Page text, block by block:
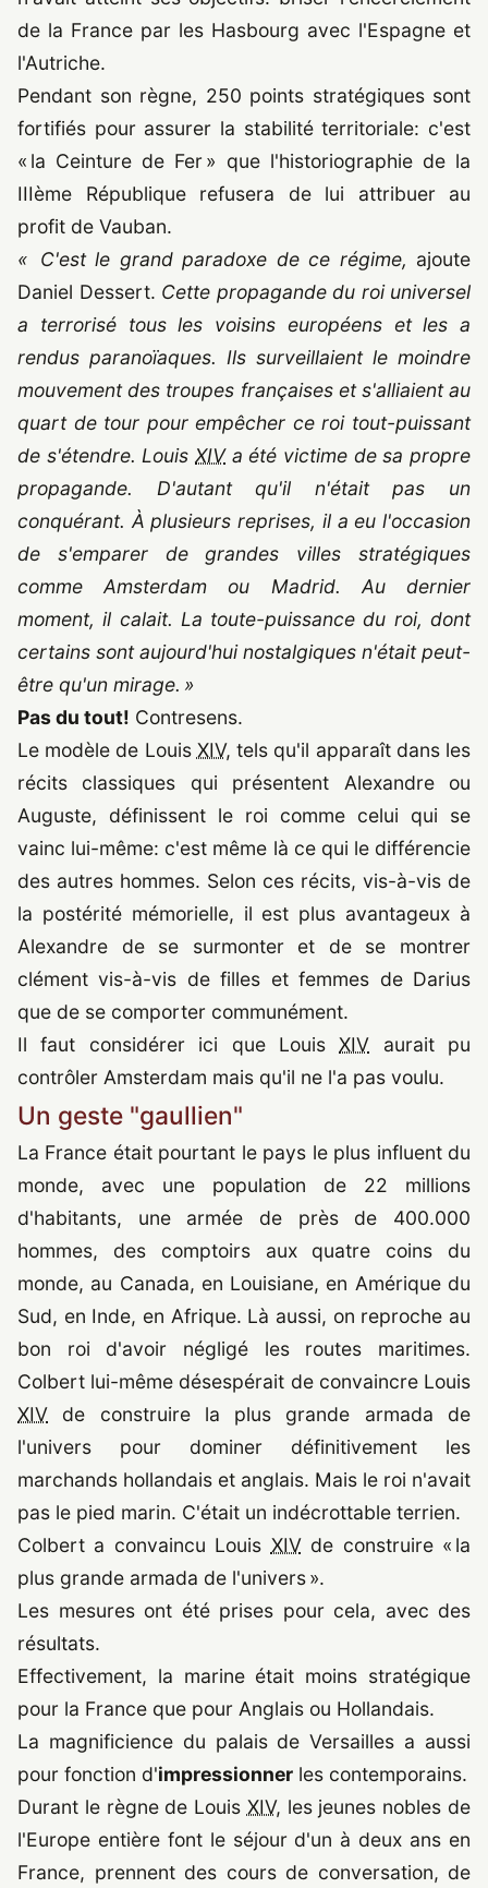
de la France par les Hasbourg avec l'Espagne et
l'Autriche.
Pendant son règne, 250 points stratégiques sont
fortifiés pour assurer la stabilité territoriale: c'est
« la Ceinture de Fer » que l'historiographie de la
IIIème République refusera de lui attribuer au
profit de Vauban.
« C'est le grand paradoxe de ce régime, ajoute
Daniel Dessert. Cette propagande du roi universel
a terrorisé tous les voisins européens et les a
rendus paranoïaques. Ils surveillaient le moindre
mouvement des troupes françaises et s'alliaient au
quart de tour pour empêcher ce roi tout-puissant
de s'étendre. Louis XIVa été victime de sa propre
propagande. D'autant qu'il n'était pas un
conquérant. À plusieurs reprises, il a eu l'occasion
de s'emparer de grandes villes stratégiques
comme Amsterdam ou Madrid. Au dernier
moment, il calait. La toute-puissance du roi, dont
certains sont aujourd'hui nostalgiques n'était peut-
être qu'un mirage. »
Pas du tout! Contresens.
Le modèle de Louis XIV, tels qu'il apparaît dans les
récits classiques qui présentent Alexandre ou
Auguste, définissent le roi comme celui qui se
vainc lui-même: c'est même là ce qui le différencie
des autres hommes. Selon ces récits, vis-à-vis de
la postérité mémorielle, il est plus avantageux à
Alexandre de se surmonter et de se montrer
clément vis-à-vis de filles et femmes de Darius
que de se comporter communément.
Il faut considérer ici que LouisXIV aurait pu
contrôler Amsterdam mais qu'il ne l'a pas voulu.
Un geste "gaullien"
La France était pourtant le pays le plus influent du
monde, avec une population de 22 millions
d'habitants, une armée de près de 400.000
hommes, des comptoirs aux quatre coins du
monde, au Canada, en Louisiane, en Amérique du
Sud, en Inde, en Afrique. Là aussi, on reproche au
bon roi d'avoir négligé les routes maritimes.
Colbert lui-même désespérait de convaincre Louis
XIV de construire la plus grande armada de
l'univers pour dominer définitivement les
marchands hollandais et anglais. Mais le roi n'avait
pas le pied marin. C'était un indécrottable terrien.
Colbert a convaincu Louis XIVde construire « la
plus grande armada de l'univers ».
Les mesures ont été prises pour cela, avec des
résultats.
Effectivement, la marine était moins stratégique
pour la France que pour Anglais ou Hollandais.
La magnificience du palais de Versailles a aussi
pour fonction d'impressionner les contemporains.
Durant le règne de Louis XIV, les jeunes nobles de
l'Europe entière font le séjour d'un à deux ans en
France, prennent des cours de conversation, de